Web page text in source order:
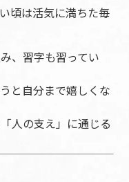
頃は活気に満ちた毎
、習字も習ってい
と自分まで嬉しくな
人の支え」に通じる